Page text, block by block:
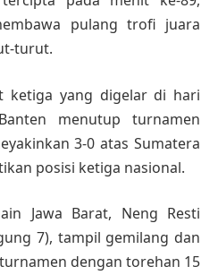
pulang trofi juara
turut.
ketiga yang digelar di hari
menutup turnamen
3-0 atas Sumatera
posisi ketiga nasional.
Jawa Barat, Neng Resti
7), tampil gemilang dan
dengan torehan 15